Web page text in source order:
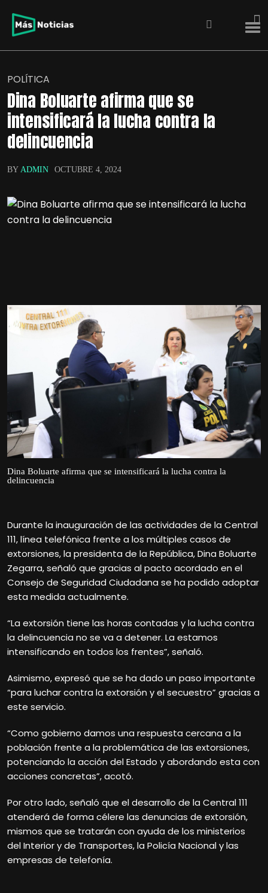
POLÍTICA
Dina Boluarte afirma que se
intensificará la lucha contra la
delincuencia
BY ADMIN OCTUBRE 4, 2024
Dina Boluarte afirma que se intensificará la lucha contra la
delincuencia
Durante la inauguración de las actividades de la Central
111, línea telefónica frente a los múltiples casos de
extorsiones, la presidenta de la República, Dina Boluarte
Zegarra, señaló que gracias al pacto acordado en el
Consejo de Seguridad Ciudadana se ha podido adoptar
esta medida actualmente.
“La extorsión tiene las horas contadas y la lucha contra
la delincuencia no se va a detener. La estamos
intensificando en todos los frentes”, señaló.
Asimismo, expresó que se ha dado un paso importante
“para luchar contra la extorsión y el secuestro” gracias a
este servicio.
“Como gobierno damos una respuesta cercana a la
población frente a la problemática de las extorsiones,
potenciando la acción del Estado y abordando esta con
acciones concretas”, acotó.
Por otro lado, señaló que el desarrollo de la Central 111
atenderá de forma célere las denuncias de extorsión,
mismos que se tratarán con ayuda de los ministerios
del Interior y de Transportes, la Policía Nacional y las
empresas de telefonía.